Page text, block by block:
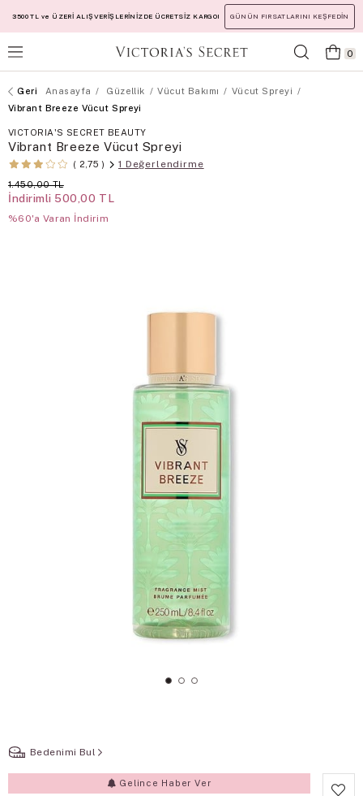
3500 TL ve ÜZERİ ALIŞVERİŞLERİNİZDE ÜCRETSİZ KARGO! GÜNÜN FIRSATLARINI KEŞFEDİN
0
Anasayfa Güzellik Vücut Bakımı
Vücut Spreyi
Vibrant Breeze Vücut Spreyi
VICTORIA'S SECRET BEAUTY
Vibrant Breeze Vücut Spreyi
2,75 1 Değerlendirme
1.450,00 TL
İndirimli 500,00 TL
%60'a Varan İndirim
Bedenimi Bul
Gelince Haber Ver